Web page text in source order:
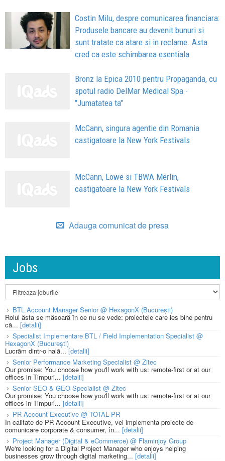
Costin Milu, despre comunicarea financiara:
Produsele bancare au devenit bunuri si
sunt tratate ca atare si in reclame. Asta
cred ca este schimbarea esentiala
Bronz la Epica 2010 pentru Propaganda, cu
spotul radio DelMar Medical Spa -
"Jumatatea ta"
McCann, singura agentie din Romania
castigatoare la New York Festivals
McCann, Lowe si TBWA Merlin,
castigatoare la New York Festivals
Adauga comunicat de presa
Jobs
BTL Account Manager Senior @ HexagonX (București)
Rolul ăsta se măsoară în ce nu se vede: proiectele care ies bine pentru
că... [detalii]
Specialist Implementare BTL / Field Implementation Specialist @
HexagonX (București)
Lucrăm dintr-o hală... [detalii]
Senior Performance Marketing Specialist @ Zitec
Our promise: You choose how you'll work with us: remote-first or at our
offices in Timpuri... [detalii]
Senior SEO & GEO Specialist @ Zitec
Our promise: You choose how you'll work with us: remote-first or at our
offices in Timpuri... [detalii]
PR Account Executive @ TOTAL PR
În calitate de PR Account Executive, vei implementa proiecte de
comunicare corporate & consumer, în... [detalii]
Project Manager (Digital & eCommerce) @ Flaminjoy Group
We're looking for a Digital Project Manager who enjoys helping
businesses grow through digital marketing... [detalii]